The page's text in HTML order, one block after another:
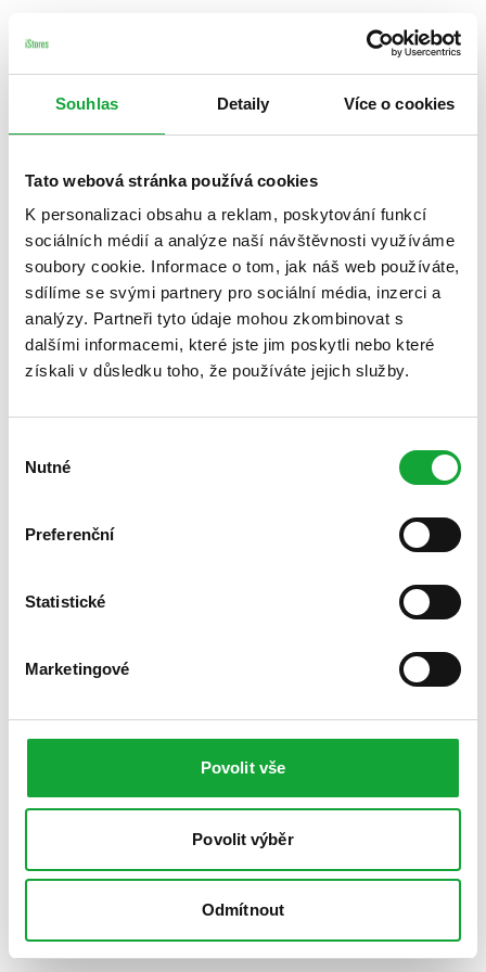
Souhlas Detaily Více o cookies
Tato webová stránka používá cookies
K personalizaci obsahu a reklam, poskytování funkcí
sociálních médií a analýze naší návštěvnosti využíváme
soubory cookie. Informace o tom, jak náš web používáte,
sdílíme se svými partnery pro sociální média, inzerci a
analýzy. Partneři tyto údaje mohou zkombinovat s
dalšími informacemi, které jste jim poskytli nebo které
získali v důsledku toho, že používáte jejich služby.
souhlasu
Nutné
Preferenční
Statistické
Marketingové
Povolit vše
Povolit výběr
Odmítnout